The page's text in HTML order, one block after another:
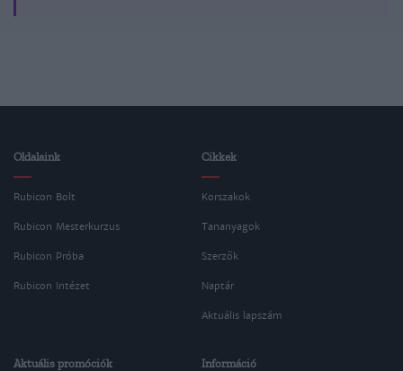
Oldalaink
Rubicon Bolt
Rubicon Mesterkurzus
Rubicon Próba
Rubicon Intézet
Cikkek
Korszakok
Tananyagok
Szerzők
Naptár
Aktuális lapszám
Aktuális promóciók Információ